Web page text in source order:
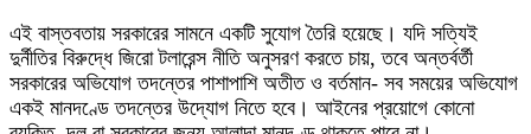
এই বাস্তবতায় সরকারের সামনে একটি সুযোগ তৈরি হয়েছে। যদি সত্যিই
দুর্নীতির বিরুদ্ধে জিরো টলারেন্স নীতি অনুসরণ করতে চায়, তবে অন্তর্বর্তী
সরকারের অভিযোগ তদন্তের পাশাপাশি অতীত ও বর্তমান- সব সময়ের অভিযোগ
একই মানদণ্ডে তদন্তের উদ্যোগ নিতে হবে। আইনের প্রয়োগে কোনো